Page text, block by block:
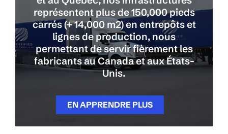
représentent plus de 150,000 pieds
carrés (+ 14,000 m2) en entrepôts et
lignes de production, nous
permettant de servir fièrement les
fabricants au Canada et aux États-
Unis.
EN APPRENDRE PLUS